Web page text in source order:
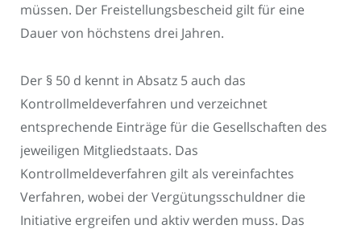
müssen. Der Freistellungsbescheid gilt für eine
Dauer von höchstens drei Jahren.
Der § 50 d kennt in Absatz 5 auch das
Kontrollmeldeverfahren und verzeichnet
entsprechende Einträge für die Gesellschaften des
jeweiligen Mitgliedstaats. Das
Kontrollmeldeverfahren gilt als vereinfachtes
Verfahren, wobei der Vergütungsschuldner die
Initiative ergreifen und aktiv werden muss. Das